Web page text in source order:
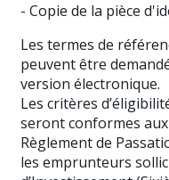
- Copie de la pièce
Les termes de
peuvent être
version électronique.
Les critères
seront conformes
Règlement de
les emprunteurs